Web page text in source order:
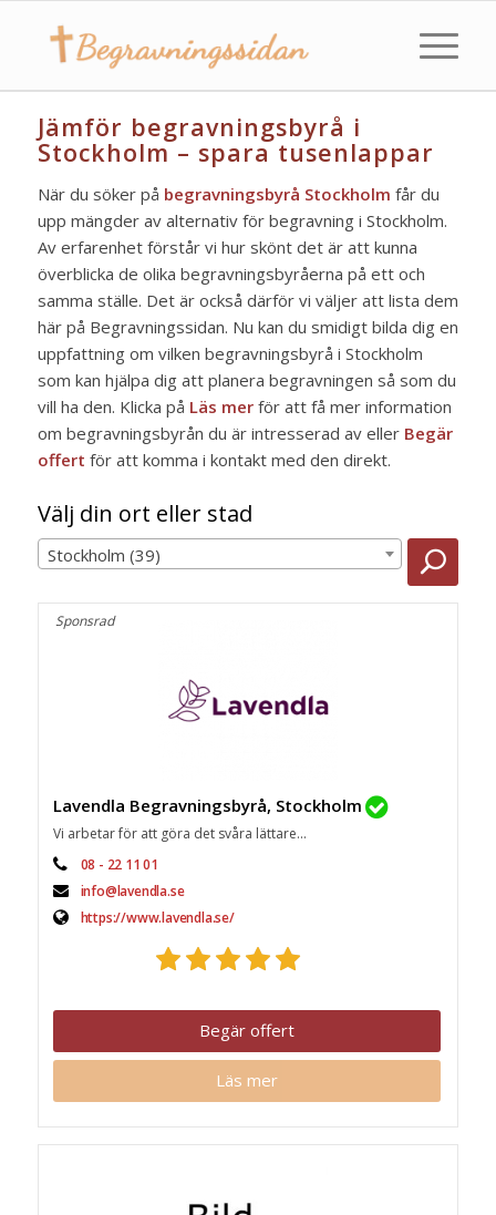
Jämför begravningsbyrå i
Stockholm – spara tusenlappar
När du söker på begravningsbyrå Stockholm får du
upp mängder av alternativ för begravning i Stockholm.
Av erfarenhet förstår vi hur skönt det är att kunna
överblicka de olika begravningsbyråerna på ett och
samma ställe. Det är också därför vi väljer att lista dem
här på Begravningssidan. Nu kan du smidigt bilda dig en
uppfattning om vilken begravningsbyrå i Stockholm
som kan hjälpa dig att planera begravningen så som du
vill ha den. Klicka på Läs merför att få mer information
om begravningsbyrån du är intresserad av eller Begär
offert för att komma i kontakt med den direkt.
Välj din ort eller stad
Stockholm (39)
Sponsrad
Lavendla Begravningsbyrå, Stockholm
Vi arbetar för att göra det svåra lättare...
08 - 22 11 01
info@lavendla.se
https://www.lavendla.se/
Begär offert
Läs mer